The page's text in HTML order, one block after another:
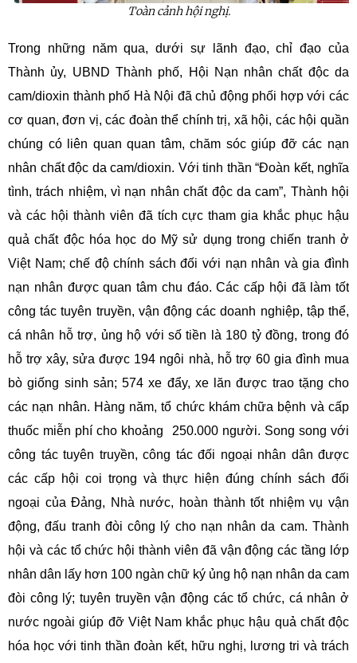
Toàn cảnh hội nghị.
Trong những năm qua, dưới sự lãnh đạo, chỉ đạo của
Thành ủy, UBND Thành phố, Hội Nạn nhân chất độc da
cam/dioxin thành phố Hà Nội đã chủ động phối hợp với các
cơ quan, đơn vị, các đoàn thể chính trị, xã hội, các hội quần
chúng có liên quan quan tâm, chăm sóc giúp đỡ các nạn
nhân chất độc da cam/dioxin. Với tinh thần “Đoàn kết, nghĩa
tình, trách nhiệm, vì nạn nhân chất độc da cam”, Thành hội
và các hội thành viên đã tích cực tham gia khắc phục hậu
quả chất độc hóa học do Mỹ sử dụng trong chiến tranh ở
Việt Nam; chế độ chính sách đối với nạn nhân và gia đình
nạn nhân được quan tâm chu đáo. Các cấp hội đã làm tốt
công tác tuyên truyền, vận động các doanh nghiệp, tập thể,
cá nhân hỗ trợ, ủng hộ với số tiền là 180 tỷ đồng, trong đó
hỗ trợ xây, sửa được 194 ngôi nhà, hỗ trợ 60 gia đình mua
bò giống sinh sản; 574 xe đẩy, xe lăn được trao tặng cho
các nạn nhân. Hàng năm, tổ chức khám chữa bệnh và cấp
thuốc miễn phí cho khoảng 250.000 người. Song song với
công tác tuyên truyền, công tác đối ngoại nhân dân được
các cấp hội coi trọng và thực hiện đúng chính sách đối
ngoại của Đảng, Nhà nước, hoàn thành tốt nhiệm vụ vận
động, đấu tranh đòi công lý cho nạn nhân da cam. Thành
hội và các tổ chức hội thành viên đã vận động các tầng lớp
nhân dân lấy hơn 100 ngàn chữ ký ủng hộ nạn nhân da cam
đòi công lý; tuyên truyền vận động các tổ chức, cá nhân ở
nước ngoài giúp đỡ Việt Nam khắc phục hậu quả chất độc
hóa học với tinh thần đoàn kết, hữu nghị, lương tri và trách